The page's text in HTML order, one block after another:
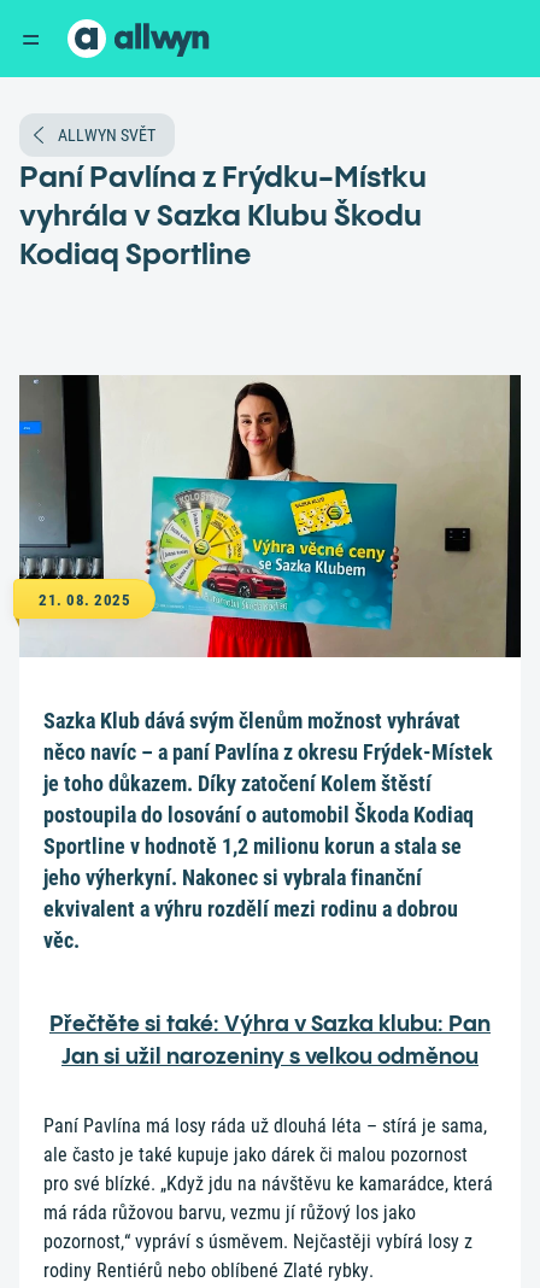
ALLWYN SVĚT
Paní Pavlína z Frýdku-Místku
vyhrála v Sazka Klubu Škodu
Kodiaq Sportline
21. 08. 2025
Sazka Klub dává svým členům možnost vyhrávat
něco navíc – a paní Pavlína z okresu Frýdek-Místek
je toho důkazem. Díky zatočení Kolem štěstí
postoupila do losování o automobil Škoda Kodiaq
Sportline v hodnotě 1,2 milionu korun a stala se
jeho výherkyní. Nakonec si vybrala finanční
ekvivalent a výhru rozdělí mezi rodinu a dobrou
věc.
Přečtěte si také: Výhra v Sazka klubu: Pan
Jan si užil narozeniny s velkou odměnou
Paní Pavlína má losy ráda už dlouhá léta – stírá je sama,
ale často je také kupuje jako dárek či malou pozornost
pro své blízké. „Když jdu na návštěvu ke kamarádce, která
má ráda růžovou barvu, vezmu jí růžový los jako
pozornost,“ vypráví s úsměvem. Nejčastěji vybírá losy z
rodiny Rentiérů nebo oblíbené Zlaté rybky.